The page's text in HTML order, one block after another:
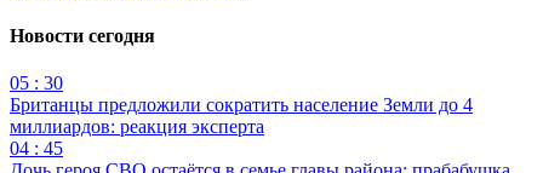
Новости сегодня
05 : 30
Британцы предложили сократить население Земли до 4
миллиардов: реакция эксперта
04 : 45